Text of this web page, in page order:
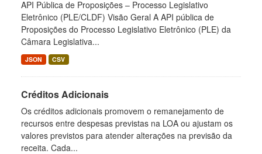
API Pública de Proposições – Processo Legislativo
Eletrônico (PLE/CLDF) Visão Geral A API pública de
Proposições do Processo Legislativo Eletrônico (PLE) da
Câmara Legislativa...
JSON CSV
Créditos Adicionais
Os créditos adicionais promovem o remanejamento de
recursos entre despesas previstas na LOA ou ajustam os
valores previstos para atender alterações na previsão da
receita. Cada...